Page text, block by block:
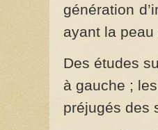
génération
ayant la peau
Des études
à gauche ;
préjugés des